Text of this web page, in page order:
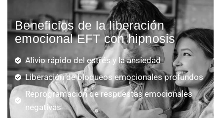
Beneficios de la liberación
emocional EFT con hipnosis
Alivio rápido del estrés y la ansiedad
Liberación de bloqueos emocionales profundos
Reprogramación de respuestas emocionales
negativas